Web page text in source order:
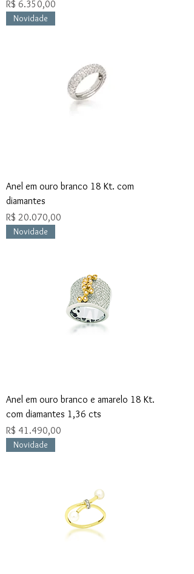
Preço
R$ 6.350,00
Novidade
Anel em ouro branco 18 Kt. com
diamantes
Preço
R$ 20.070,00
Novidade
Anel em ouro branco e amarelo 18 Kt.
com diamantes 1,36 cts
Preço
R$ 41.490,00
Novidade